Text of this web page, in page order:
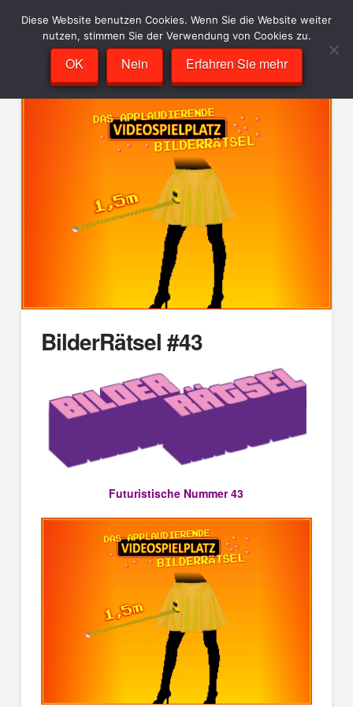
BilderRätsel #43
Futuristische Nummer 43
Diese Website benutzen Cookies. Wenn Sie die Website weiter
nutzen, stimmen Sie der Verwendung von Cookies zu.
OK Nein Erfahren Sie mehr